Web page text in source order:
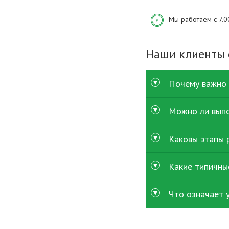
Мы работаем с
Наши клиенты
Почему важно
Аутригеры
опыт, поэтому выбор
Можно ли
В зависимости от
повторных простоев.
Каковы этапы
Сначала выполняется
тщательно
Какие
При ремонте
направляющих,
Что означает